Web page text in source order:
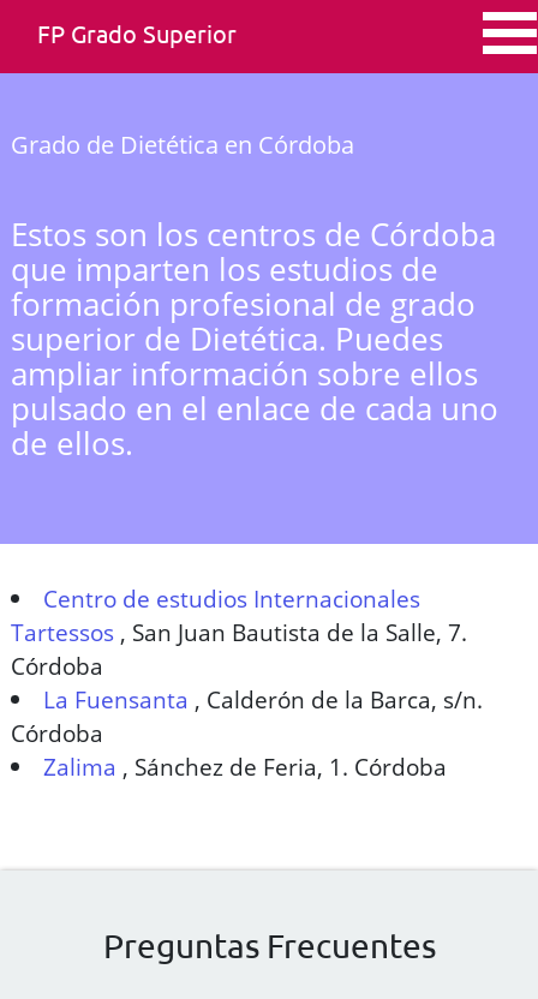
FP Grado Superior
Grado de Dietética en Córdoba
Estos son los centros de Córdoba
que imparten los estudios de
formación profesional de grado
superior de Dietética. Puedes
ampliar información sobre ellos
pulsado en el enlace de cada uno
de ellos.
Centro de estudios Internacionales
Tartessos , San Juan Bautista de la Salle, 7.
Córdoba
La Fuensanta , Calderón de la Barca, s/n.
Córdoba
Zalima , Sánchez de Feria, 1. Córdoba
Preguntas Frecuentes